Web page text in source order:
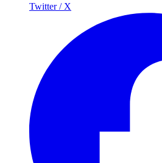
Twitter / X